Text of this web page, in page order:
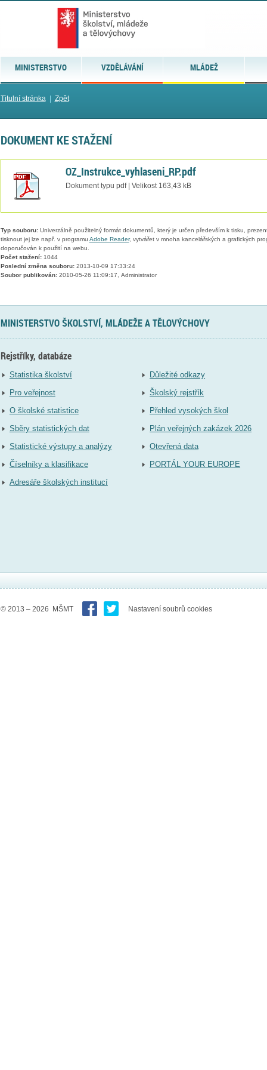
MINISTERSTVO VZDĚLÁVÁNÍ MLÁDEŽ
Titulní stránka| Zpět
DOKUMENT KE STAŽENÍ
OZ_Instrukce_vyhlaseni_RP.pdf
Dokument typu pdf | Velikost 163,43 kB
Typ souboru:Univerzálně použitelný formát dokumentů, který je určen především k tisku,
tisknout jej lze např. v programu Adobe Reader, vytvářet v mnoha kancelářských a grafických
doporučován k použití na webu.
Počet stažení:1044
Poslední změna souboru:2013-10-09 17:33:24
Soubor publikován:2010-05-26 11:09:17, Administrator
MINISTERSTVO ŠKOLSTVÍ, MLÁDEŽE A TĚLOVÝCHOVY
Rejstříky, databáze
Statistika školství
Pro veřejnost
O školské statistice
Sběry statistických dat
Statistické výstupy a analýzy
Číselníky a klasifikace
Adresáře školských institucí
Důležité odkazy
Školský rejstřík
Přehled vysokých škol
Plán veřejných zakázek 2026
Otevřená data
PORTÁL YOUR EUROPE
© 2013 – 2026 MŠMT Nastavení soubrů cookies